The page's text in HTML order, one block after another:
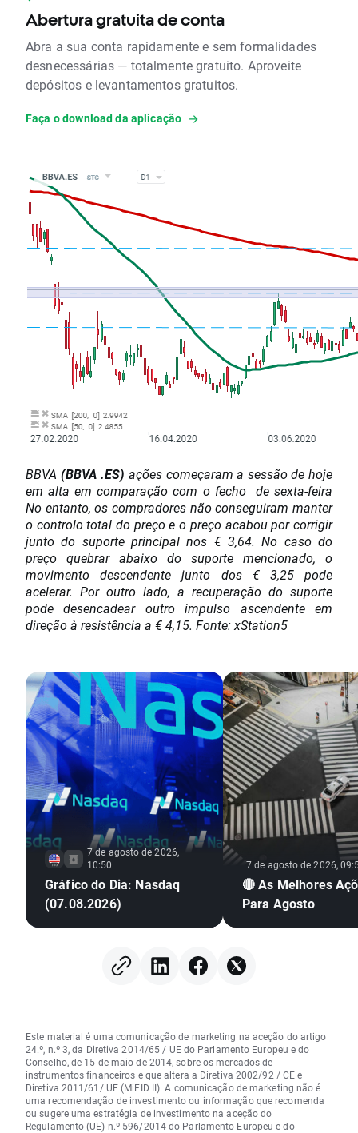
Abertura gratuita de conta
Abra a sua conta rapidamente e sem formalidades
desnecessárias — totalmente gratuito. Aproveite
depósitos e levantamentos gratuitos.
Faça o download da aplicação
BBVA (BBVA .ES) ações começaram a sessão de hoje
em alta em comparação com o fecho de sexta-feira
No entanto, os compradores não conseguiram manter
o controlo total do preço e o preço acabou por corrigir
junto do suporte principal nos € 3,64. No caso do
preço quebrar abaixo do suporte mencionado, o
movimento descendente junto dos € 3,25 pode
acelerar. Por outro lado, a recuperação do suporte
pode desencadear outro impulso ascendente em
direção à resistência a € 4,15. Fonte: xStation5
7 de agosto de 2026,
10:50
Gráfico do Dia: Nasdaq
(07.08.2026)
7 de agosto de 2026,
🔴 As Melhores
Para Agosto
Este material é uma comunicação de marketing na aceção do artigo
24.º, n.º 3, da Diretiva 2014/65 / UE do Parlamento Europeu e do
Conselho, de 15 de maio de 2014, sobre os mercados de
instrumentos financeiros e que altera a Diretiva 2002/92 / CE e
Diretiva 2011/61/ UE (MiFID II). A comunicação de marketing não é
uma recomendação de investimento ou informação que recomenda
ou sugere uma estratégia de investimento na aceção do
Regulamento (UE) n.º 596/2014 do Parlamento Europeu e do